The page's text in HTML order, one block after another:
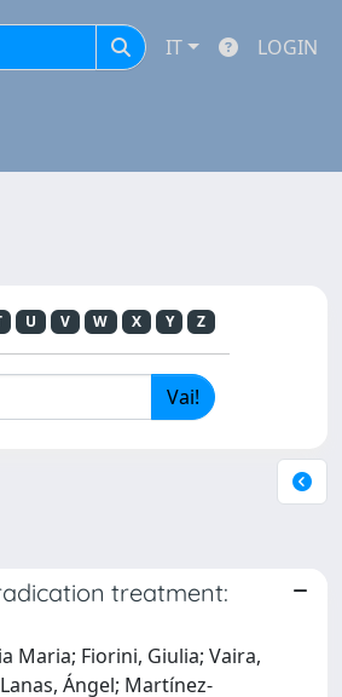
IT LOGIN
U V W X Y Z
treatment:
Maria; Fiorini, Giulia; Vaira,
Ángel; Martínez-